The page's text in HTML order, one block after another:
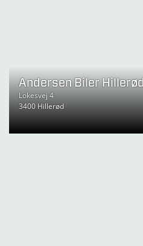
Andersen Biler Hillerød
Lokesvej 4
3400 Hillerød